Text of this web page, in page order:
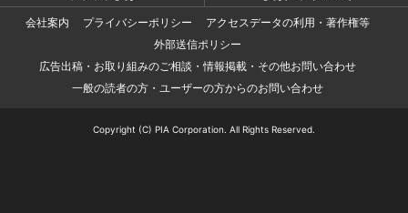
会社案内
プライバシーポリシー
アクセスデータの利用・著作権等
外部送信ポリシー
広告出稿・お取り組みのご相談・情報掲載・その他お問い合わせ
一般の読者の方・ユーザーの方からのお問い合わせ
Copyright (C) PIA Corporation. All Rights Reserved.